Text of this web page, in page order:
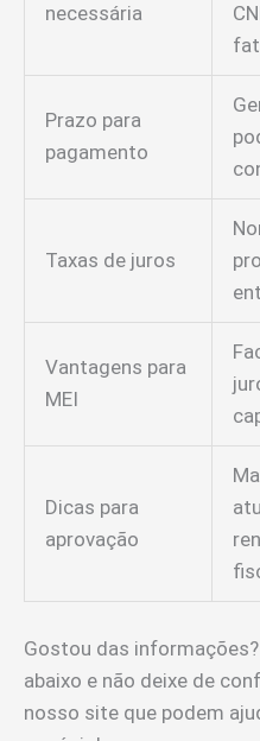
necessária
Prazo para
pagamento
Taxas de juros
Vantagens para
MEI
Dicas para
aprovação
Gostou das
abaixo e não deixe de
nosso site que podem